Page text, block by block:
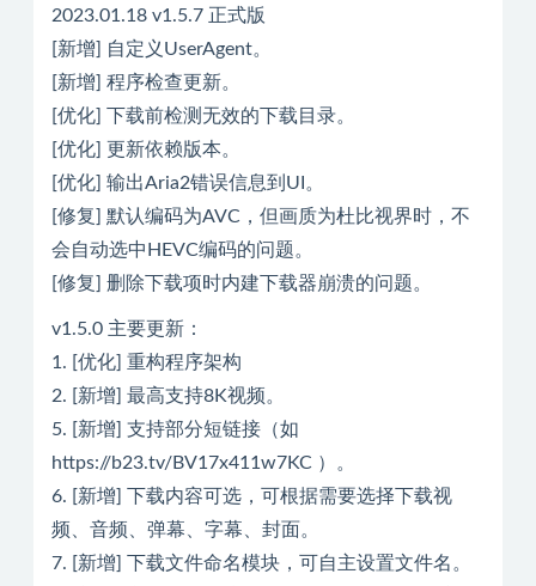
2023.01.18 v1.5.7 正式版
[新增] 自定义UserAgent。
[新增] 程序检查更新。
[优化] 下载前检测无效的下载目录。
[优化] 更新依赖版本。
[优化] 输出Aria2错误信息到UI。
[修复] 默认编码为AVC，但画质为杜比视界时，不
会自动选中HEVC编码的问题。
[修复] 删除下载项时内建下载器崩溃的问题。
v1.5.0 主要更新：
1. [优化] 重构程序架构
2. [新增] 最高支持8K视频。
5. [新增] 支持部分短链接（如
https://b23.tv/BV17x411w7KC ）。
6. [新增] 下载内容可选，可根据需要选择下载视
频、音频、弹幕、字幕、封面。
7. [新增] 下载文件命名模块，可自主设置文件名。